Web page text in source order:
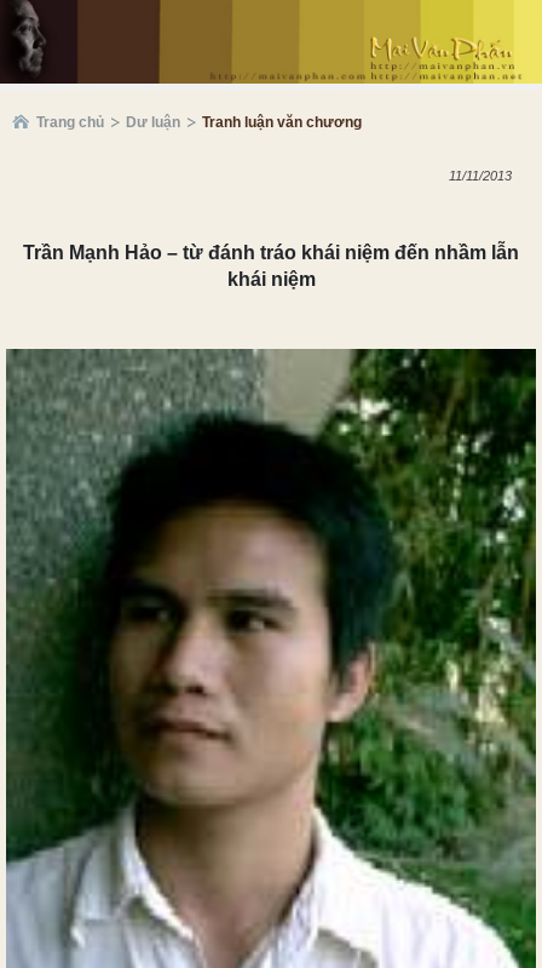
Trang chủ Dư luận Tranh luận văn chương
11/11/2013
Trần Mạnh Hảo – từ đánh tráo khái niệm đến nhầm lẫn
khái niệm